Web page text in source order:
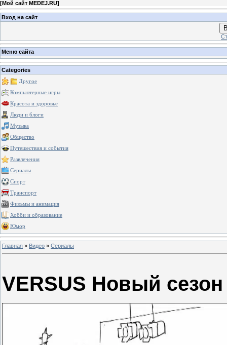
[Мой сайт MEDEJ.RU]
Вход на сайт
Меню сайта
Categories
Другое
Компьютерные игры
Красота и здоровье
Люди и блоги
Музыка
Общество
Путешествия и события
Развлечения
Сериалы
Спорт
Транспорт
Фильмы и анимация
Хобби и образование
Юмор
Главная » Видео » Сериалы
VERSUS Новый сезон